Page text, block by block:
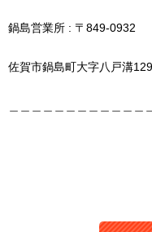
鍋島営業所 : 〒849-0932
佐賀市鍋島町大字八戸溝
＿＿＿＿＿＿＿＿＿＿＿